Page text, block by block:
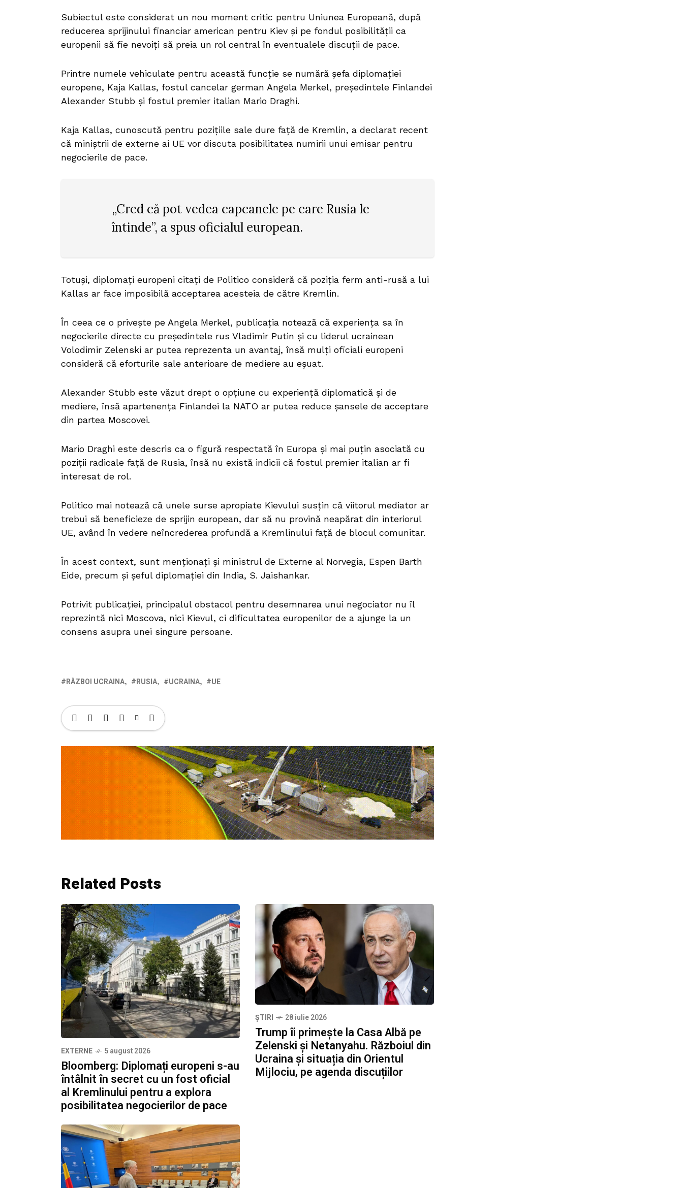
Subiectul este considerat un nou moment critic pentru Uniunea Europeană, după
reducerea sprijinului financiar american pentru Kiev și pe fondul posibilității ca
europenii să fie nevoiți să preia un rol central în eventualele discuții de pace.
Printre numele vehiculate pentru această funcție se numără șefa diplomației
europene, Kaja Kallas, fostul cancelar german Angela Merkel, președintele Finlandei
Alexander Stubb și fostul premier italian Mario Draghi.
Kaja Kallas, cunoscută pentru pozițiile sale dure față de Kremlin, a declarat recent
că miniștrii de externe ai UE vor discuta posibilitatea numirii unui emisar pentru
negocierile de pace.
„Cred că pot vedea capcanele pe care Rusia le
întinde”, a spus oficialul european.
Totuși, diplomați europeni citați de Politico consideră că poziția ferm anti-rusă a lui
Kallas ar face imposibilă acceptarea acesteia de către Kremlin.
În ceea ce o privește pe Angela Merkel, publicația notează că experiența sa în
negocierile directe cu președintele rus Vladimir Putin și cu liderul ucrainean
Volodimir Zelenski ar putea reprezenta un avantaj, însă mulți oficiali europeni
consideră că eforturile sale anterioare de mediere au eșuat.
Alexander Stubb este văzut drept o opțiune cu experiență diplomatică și de
mediere, însă apartenența Finlandei la NATO ar putea reduce șansele de acceptare
din partea Moscovei.
Mario Draghi este descris ca o figură respectată în Europa și mai puțin asociată cu
poziții radicale față de Rusia, însă nu există indicii că fostul premier italian ar fi
interesat de rol.
Politico mai notează că unele surse apropiate Kievului susțin că viitorul mediator ar
trebui să beneficieze de sprijin european, dar să nu provină neapărat din interiorul
UE, având în vedere neîncrederea profundă a Kremlinului față de blocul comunitar.
În acest context, sunt menționați și ministrul de Externe al Norvegia, Espen Barth
Eide, precum și șeful diplomației din India, S. Jaishankar.
Potrivit publicației, principalul obstacol pentru desemnarea unui negociator nu îl
reprezintă nici Moscova, nici Kievul, ci dificultatea europenilor de a ajunge la un
consens asupra unei singure persoane.
RĂZBOI UCRAINA RUSIA UCRAINA UE
Related Posts
EXTERNE 5 august 2026
Bloomberg: Diplomați europeni s-au
întâlnit în secret cu un fost oficial
al Kremlinului pentru a explora
posibilitatea negocierilor de pace
ȘTIRI 28 iulie 2026
Trump îi primește la Casa Albă pe
Zelenski și Netanyahu. Războiul din
Ucraina și situația din Orientul
Mijlociu, pe agenda discuțiilor